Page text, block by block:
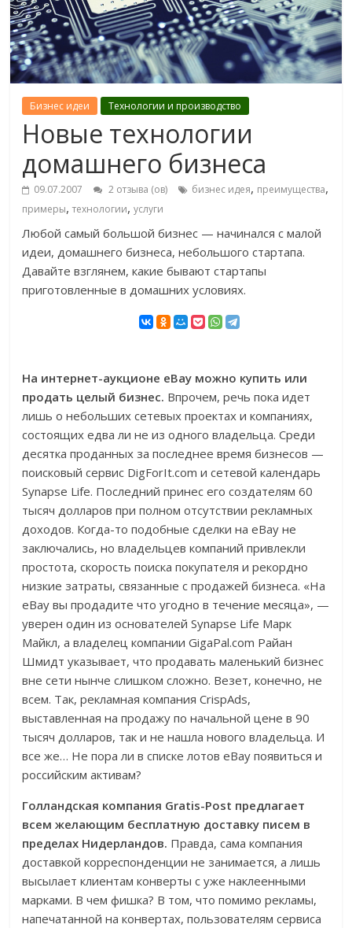
Бизнес идеи Технологии и производство
Новые технологии
домашнего бизнеса
09.07.2007 2 отзыва (ов) бизнес идея, преимущества,
примеры,технологии,услуги
Любой самый большой бизнес — начинался с малой
идеи, домашнего бизнеса, небольшого стартапа.
Давайте взглянем, какие бывают стартапы
приготовленные в домашних условиях.
На интернет-аукционе eBay можно купить или
продать целый бизнес. Впрочем, речь пока идет
лишь о небольших сетевых проектах и компаниях,
состоящих едва ли не из одного владельца. Среди
десятка проданных за последнее время бизнесов —
поисковый сервис DigForIt.com и сетевой календарь
Synapse Life. Последний принес его создателям 60
тысяч долларов при полном отсутствии рекламных
доходов. Когда-то подобные сделки на eBay не
заключались, но владельцев компаний привлекли
простота, скорость поиска покупателя и рекордно
низкие затраты, связанные с продажей бизнеса. «На
eBay вы продадите что угодно в течение месяца», —
уверен один из основателей Synapse Life Марк
Майкл, а владелец компании GigaPal.com Райан
Шмидт указывает, что продавать маленький бизнес
вне сети нынче слишком сложно. Везет, конечно, не
всем. Так, рекламная компания CrispAds,
выставленная на продажу по начальной цене в 90
тысяч долларов, так и не нашла нового владельца. И
все же… Не пора ли в списке лотов eBay появиться и
российским активам?
Голландская компания Gratis-Post предлагает
всем желающим бесплатную доставку писем в
пределах Нидерландов. Правда, сама компания
доставкой корреспонденции не занимается, а лишь
высылает клиентам конверты с уже наклеенными
марками. В чем фишка? В том, что помимо рекламы,
напечатанной на конвертах, пользователям сервиса